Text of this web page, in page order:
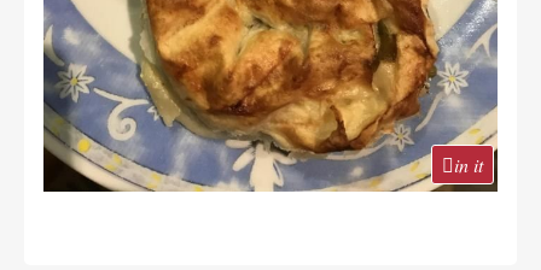
in it